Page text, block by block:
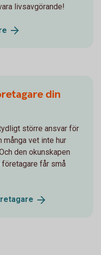
livsavgörande!
din
större ansvar för
många vet inte hur
den okunskapen
får små